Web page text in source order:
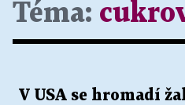
Téma:
V USA se hromadí